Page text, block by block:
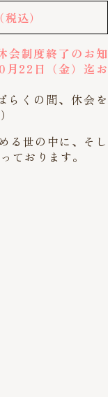
込）
会制度終了のお知
月22日（金）迄お
らくの間、休会を
る世の中に、そし
ております。